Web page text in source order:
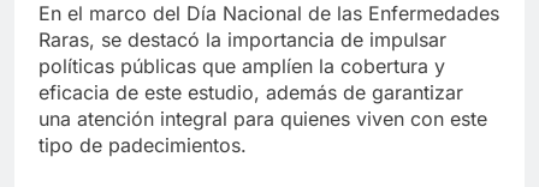
En el marco del Día Nacional de las Enfermedades
Raras, se destacó la importancia de impulsar
políticas públicas que amplíen la cobertura y
eficacia de este estudio, además de garantizar
una atención integral para quienes viven con este
tipo de padecimientos.